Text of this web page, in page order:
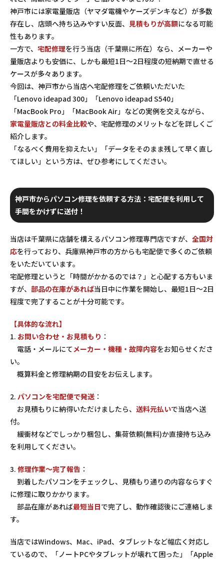
神戸市には家電量販店（ヤマダ電機やケーズデンキなど）が多数
存在し、店頭へ持ち込みやすい反面、 見積もりが高額になる可能
性もあります。
一方で、 宅配修理を行う当店（千葉県に所在）なら、メーカーや
量販店よりも安価に、しかも最短1日～2日程度の短納期で直せる
ケースが多々あります。
今回は、神戸市から当店へ宅配修理をご依頼いただいた
「Lenovo ideapad 300」「Lenovo ideapad S540」
「MacBook Pro」「MacBook Air」などの実例を交えながら、
家電量販店との料金比較や、宅配修理のメリットなどを詳しくご
紹介します。
「なるべく費用を抑えたい」「データをそのまま残して早く直し
てほしい」という方は、ぜひ参考にしてください。
神戸市からパソコン修理を依頼する方法：宅配便を利用して
手間をかけずに送付！
当店は千葉県に店舗を構えるパソコン修理専門店ですが、 全国対
応を行っており、兵庫県神戸市の方からも宅配便で多くのご依頼
をいただいています。
宅配修理というと「時間がかかるのでは？」と心配する方もいま
すが、 部品の在庫があれば当日中に作業を開始し、最短1日～2日
程度で完了することが十分可能です。
【具体的な流れ】
1. お問い合わせ・お見積もり ：
電話・メールにてメーカー・機種・故障内容をお知らせくださ
い。
概算料金と修理納期の目安をお伝えします。
2. パソコンを宅配便で発送 ：
お見積もりに納得いただけましたら、 送料元払いで当店へ送
付。
緩衝材などでしっかり梱包し、集荷依頼(無料)か直接持ち込み
を利用してください。
3. 修理作業～完了報告 ：
到着したパソコンをチェックし、見積もり通りの内容ならすぐ
に修理に取りかかります。
部品在庫があれば最短当日で完了し、動作確認後にご連絡しま
す。
当店ではWindows、Mac、iPad、タブレットなど幅広く対応し
ているので、「ノートPCやタブレットが壊れて困った」「Apple